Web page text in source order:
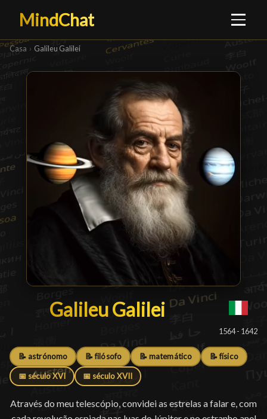
MindChat
Casa › Galileu Galilei
Galileu Galilei
Galileu Galilei █
1564 - 1642
📝 astrónomo 📝 filósofo 📝 matemático 📝 físico
📅 século XVI 📅 século XVII
Através do meu telescópio, convidei as estrelas a falar e, com